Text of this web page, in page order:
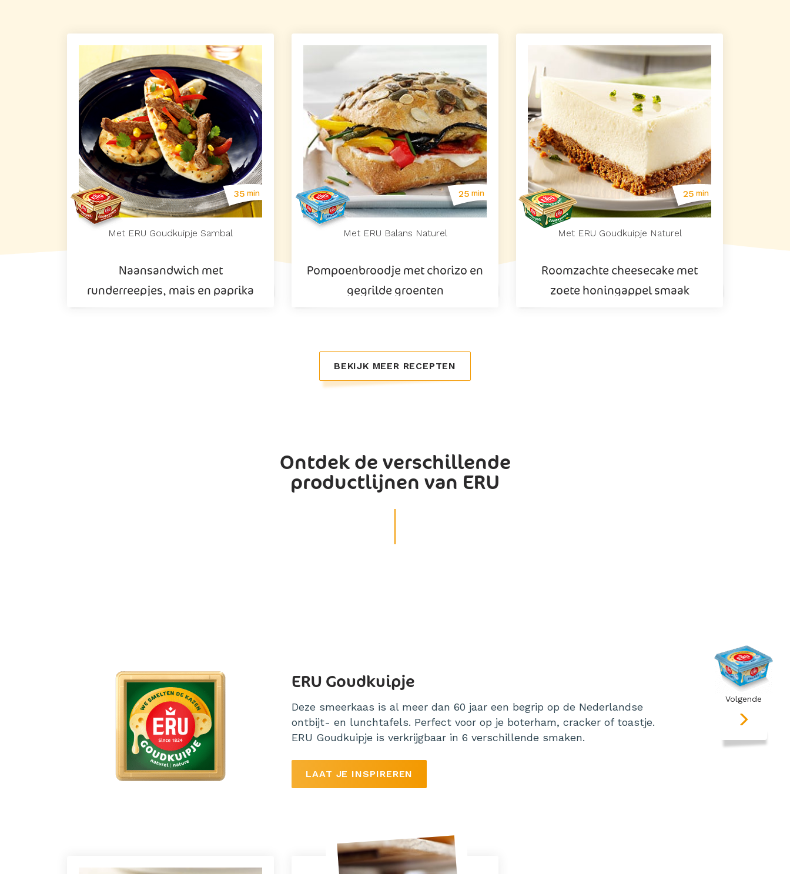
35 min
Met ERU Goudkuipje Sambal
Naansandwich met
runderreepjes, mais en paprika
25 min
Met ERU Balans Naturel
Pompoenbroodje met chorizo en
gegrilde groenten
25 min
Met ERU Goudkuipje Naturel
Roomzachte cheesecake met
zoete honingappel smaak
BEKIJK MEER RECEPTEN
Ontdek de verschillende
productlijnen van ERU
Volgende
ERU Goudkuipje
Deze smeerkaas is al meer dan 60 jaar een begrip op de Nederlandse
ontbijt- en lunchtafels. Perfect voor op je boterham, cracker of toastje.
ERU Goudkuipje is verkrijgbaar in 6 verschillende smaken.
LAAT JE INSPIREREN